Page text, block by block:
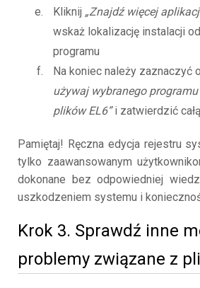
Kliknij „Znajdź więcej
wskaż lokalizację instalacji
programu
Na koniec należy zaznaczyć
używaj wybranego
plików EL6”i zatwierdzić
Pamiętaj! Ręczna edycja rejestru
tylko zaawansowanym
dokonane bez odpowiedniej
uszkodzeniem systemu i
Krok 3. Sprawdź inne
problemy związane z